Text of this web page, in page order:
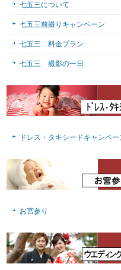
七五三について
七五三前撮りキャンペーン
七五三 料金プラン
七五三 撮影の一日
ドレス・タキシードキャンペー
お宮参り